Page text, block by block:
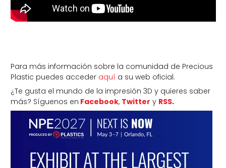
Para más información sobre la comunidad de Precious
Plastic puedes acceder aquí a su web oficial.
¿Te gusta el mundo de la impresión 3D y quieres saber
más? Síguenos en Facebook, Twitter y RSS.